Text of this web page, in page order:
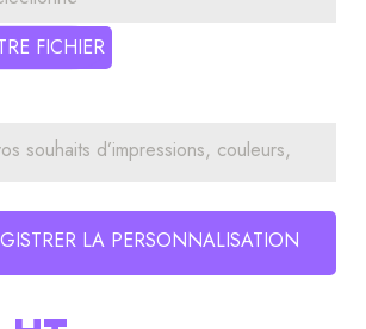
FICHIER
LA PERSONNALISATION